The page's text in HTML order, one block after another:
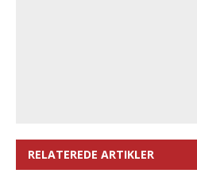
RELATEREDE ARTIKLER